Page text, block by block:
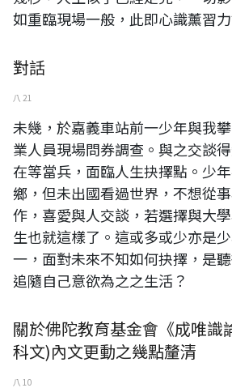
如重臨現場一般，此即心識薰習力
對話
八 21
未幾，於嘉義車站前一少年與我
業人員現場問券調查。與之交談
在等當兵，面臨人生抉擇點。少
鄉，但未出國看過世界，不想從
作，喜愛與人交談，若選擇與大
生也就這樣了。這或多或少亦是
一，面對未來不知如何抉擇，是
追隨自己意欲為之之生活？
關於佛陀教育基金會《成唯識
科文)內文更動之幾點釐清
八 10